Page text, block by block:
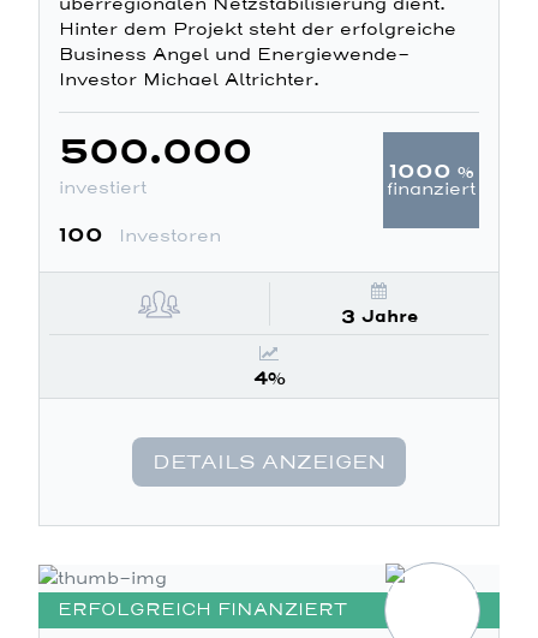
Hinter dem Projekt steht der erfolgreiche
Business Angel und Energiewende-
Investor Michael Altrichter.
500.000
investiert
100 Investoren
1000 %
finanziert
3 Jahre
4%
DETAILS ANZEIGEN
ERFOLGREICH FINANZIERT